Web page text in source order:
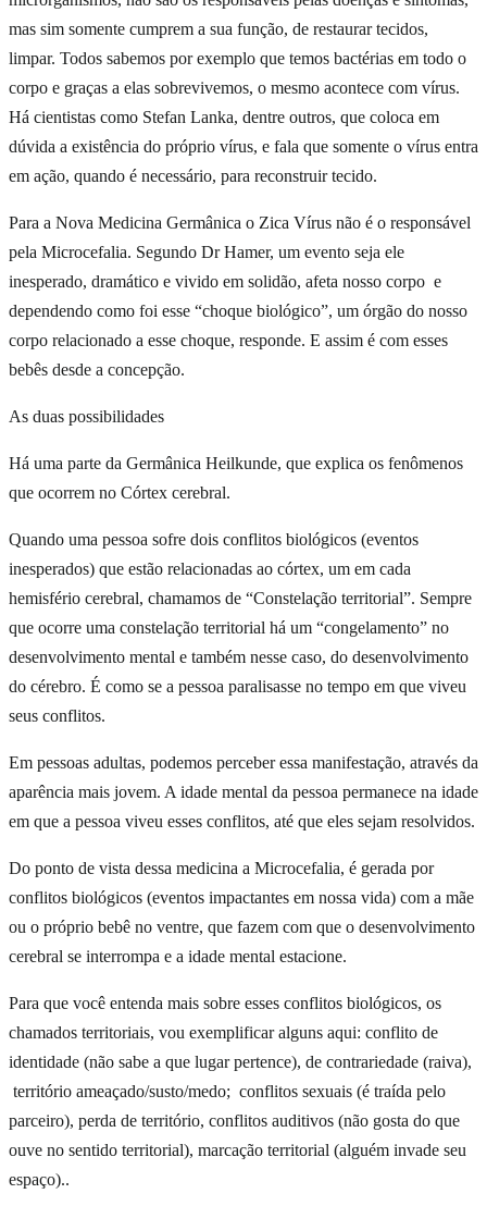
mas sim somente cumprem a sua função, de restaurar tecidos,
limpar. Todos sabemos por exemplo que temos bactérias em todo o
corpo e graças a elas sobrevivemos, o mesmo acontece com vírus.
Há cientistas como Stefan Lanka, dentre outros, que coloca em
dúvida a existência do próprio vírus, e fala que somente o vírus entra
em ação, quando é necessário, para reconstruir tecido.
Para a Nova Medicina Germânica o Zica Vírus não é o responsável
pela Microcefalia. Segundo Dr Hamer, um evento seja ele
inesperado, dramático e vivido em solidão, afeta nosso corpo e
dependendo como foi esse “choque biológico”, um órgão do nosso
corpo relacionado a esse choque, responde. E assim é com esses
bebês desde a concepção.
As duas possibilidades
Há uma parte da Germânica Heilkunde, que explica os fenômenos
que ocorrem no Córtex cerebral.
Quando uma pessoa sofre dois conflitos biológicos (eventos
inesperados) que estão relacionadas ao córtex, um em cada
hemisfério cerebral, chamamos de “Constelação territorial”. Sempre
que ocorre uma constelação territorial há um “congelamento” no
desenvolvimento mental e também nesse caso, do desenvolvimento
do cérebro. É como se a pessoa paralisasse no tempo em que viveu
seus conflitos.
Em pessoas adultas, podemos perceber essa manifestação, através da
aparência mais jovem. A idade mental da pessoa permanece na idade
em que a pessoa viveu esses conflitos, até que eles sejam resolvidos.
Do ponto de vista dessa medicina a Microcefalia, é gerada por
conflitos biológicos (eventos impactantes em nossa vida) com a mãe
ou o próprio bebê no ventre, que fazem com que o desenvolvimento
cerebral se interrompa e a idade mental estacione.
Para que você entenda mais sobre esses conflitos biológicos, os
chamados territoriais, vou exemplificar alguns aqui: conflito de
identidade (não sabe a que lugar pertence), de contrariedade (raiva),
território ameaçado/susto/medo; conflitos sexuais (é traída pelo
parceiro), perda de território, conflitos auditivos (não gosta do que
ouve no sentido territorial), marcação territorial (alguém invade seu
espaço)..